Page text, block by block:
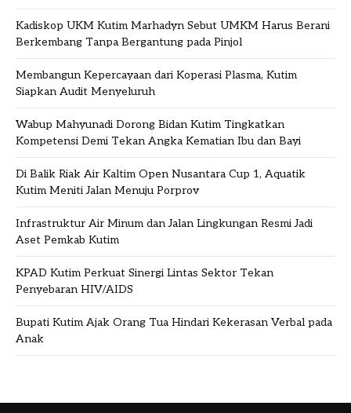
Kadiskop UKM Kutim Marhadyn Sebut UMKM Harus Berani
Berkembang Tanpa Bergantung pada Pinjol
Membangun Kepercayaan dari Koperasi Plasma, Kutim
Siapkan Audit Menyeluruh
Wabup Mahyunadi Dorong Bidan Kutim Tingkatkan
Kompetensi Demi Tekan Angka Kematian Ibu dan Bayi
Di Balik Riak Air Kaltim Open Nusantara Cup 1, Aquatik
Kutim Meniti Jalan Menuju Porprov
Infrastruktur Air Minum dan Jalan Lingkungan Resmi Jadi
Aset Pemkab Kutim
KPAD Kutim Perkuat Sinergi Lintas Sektor Tekan
Penyebaran HIV/AIDS
Bupati Kutim Ajak Orang Tua Hindari Kekerasan Verbal pada
Anak